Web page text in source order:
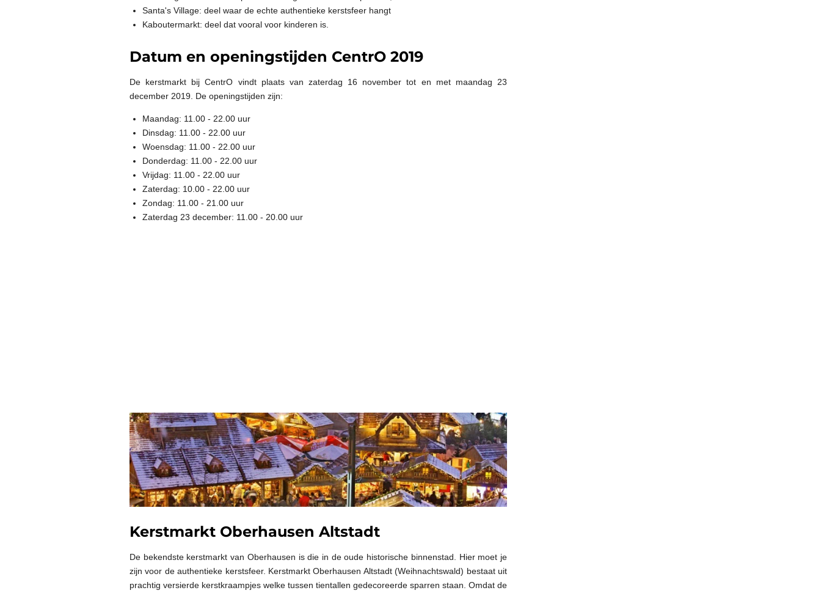
Santa's Village: deel waar de echte authentieke kerstsfeer hangt
Kaboutermarkt: deel dat vooral voor kinderen is.
Datum en openingstijden CentrO 2019
De kerstmarkt bij CentrO vindt plaats van zaterdag 16 november tot en met maandag 23
december 2019. De openingstijden zijn:
Maandag: 11.00 - 22.00 uur
Dinsdag: 11.00 - 22.00 uur
Woensdag: 11.00 - 22.00 uur
Donderdag: 11.00 - 22.00 uur
Vrijdag: 11.00 - 22.00 uur
Zaterdag: 10.00 - 22.00 uur
Zondag: 11.00 - 21.00 uur
Zaterdag 23 december: 11.00 - 20.00 uur
Kerstmarkt Oberhausen Altstadt
De bekendste kerstmarkt van Oberhausen is die in de oude historische binnenstad. Hier moet je
zijn voor de authentieke kerstsfeer. Kerstmarkt Oberhausen Altstadt (Weihnachtswald) bestaat uit
prachtig versierde kerstkraampjes welke tussen tientallen gedecoreerde sparren staan. Omdat de